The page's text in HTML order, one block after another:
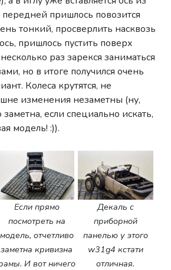
пришлось повозится
тонкий, просверлить насквозь
пришлось пустить поверх
раз зарекся заниматься
но в итоге получился очень
Колеса крутятся, не
изменения незаметны (ну,
если специально искать,
модель! :)).
Если прямо
посмотреть на
модель, отчетливо
заметна кривизна
И вот ничего
Декаль с
приборной
панелью у этого
w31g4 кстати
отличная.